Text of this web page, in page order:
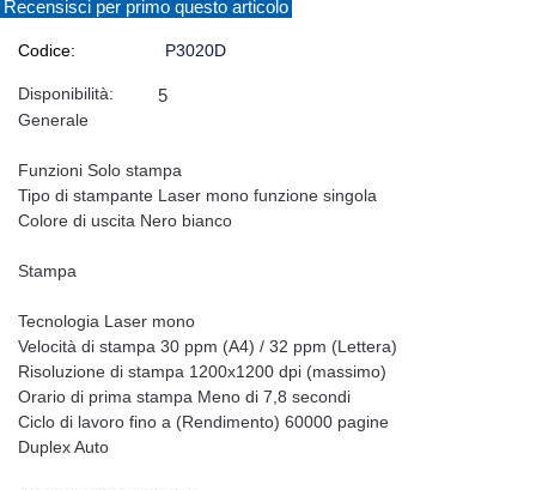
Recensisci per primo questo articolo
Codice: P3020D
Disponibilità: 5
Generale
Funzioni Solo stampa
Tipo di stampante Laser mono funzione singola
Colore di uscita Nero bianco
Stampa
Tecnologia Laser mono
Velocità di stampa 30 ppm (A4) / 32 ppm (Lettera)
Risoluzione di stampa 1200x1200 dpi (massimo)
Orario di prima stampa Meno di 7,8 secondi
Ciclo di lavoro fino a (Rendimento) 60000 pagine
Duplex Auto